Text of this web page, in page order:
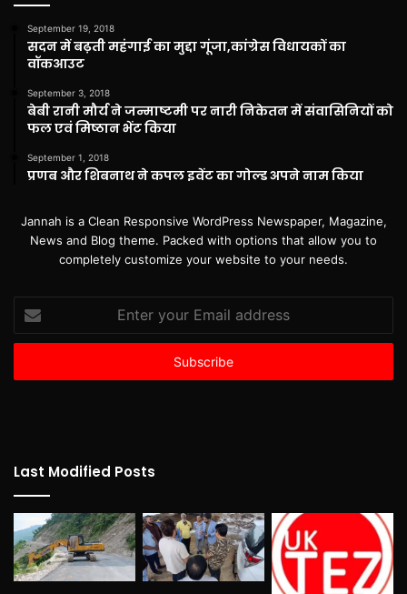
September 19, 2018
सदन में बढ़ती महंगाई का मुद्दा गूंजा,कांग्रेस विधायकों का
वॉकआउट
September 3, 2018
बेबी रानी मौर्य ने जन्माष्टमी पर नारी निकेतन में संवासिनियों को
फल एवं मिष्ठान भेंट किया
September 1, 2018
प्रणब और शिबनाथ ने कपल इवेंट का गोल्ड अपने नाम किया
Jannah is a Clean Responsive WordPress Newspaper, Magazine,
News and Blog theme. Packed with options that allow you to
completely customize your website to your needs.
your
Email
Last Modified Posts